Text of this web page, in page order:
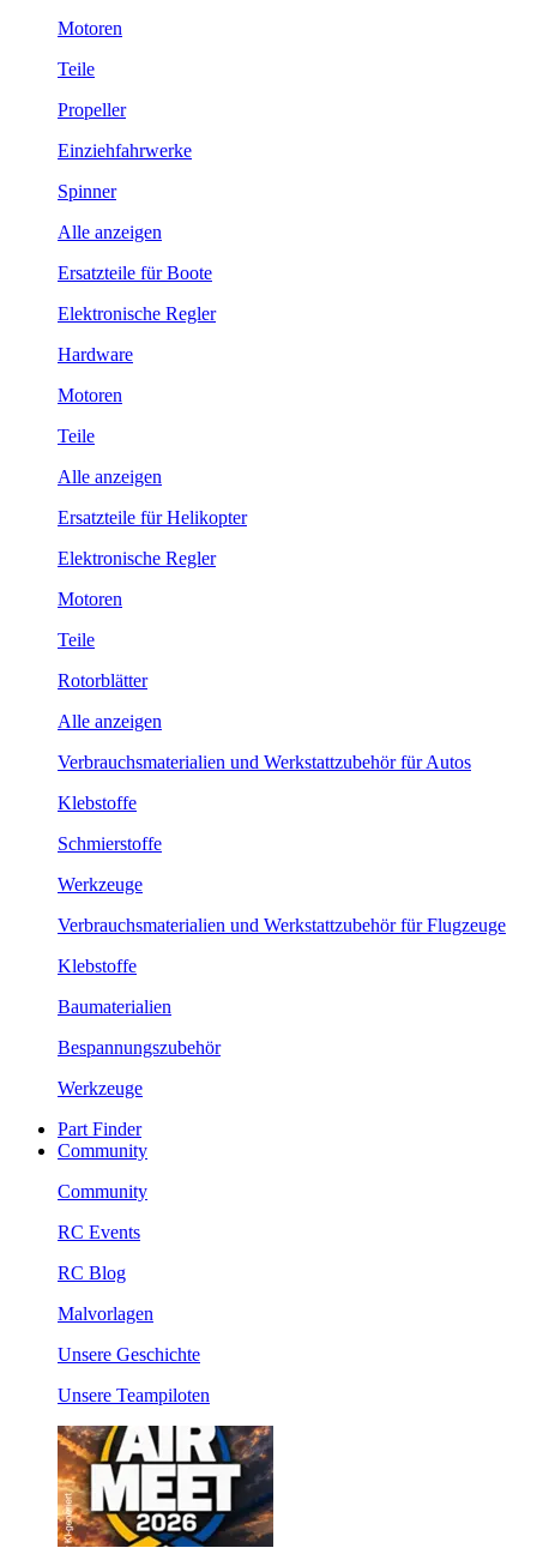
Motoren
Teile
Propeller
Einziehfahrwerke
Spinner
Alle anzeigen
Ersatzteile für Boote
Elektronische Regler
Hardware
Motoren
Teile
Alle anzeigen
Ersatzteile für Helikopter
Elektronische Regler
Motoren
Teile
Rotorblätter
Alle anzeigen
Verbrauchsmaterialien und Werkstattzubehör für Autos
Klebstoffe
Schmierstoffe
Werkzeuge
Verbrauchsmaterialien und Werkstattzubehör für Flugzeuge
Klebstoffe
Baumaterialien
Bespannungszubehör
Werkzeuge
Part Finder
Community
Community
RC Events
RC Blog
Malvorlagen
Unsere Geschichte
Unsere Teampiloten